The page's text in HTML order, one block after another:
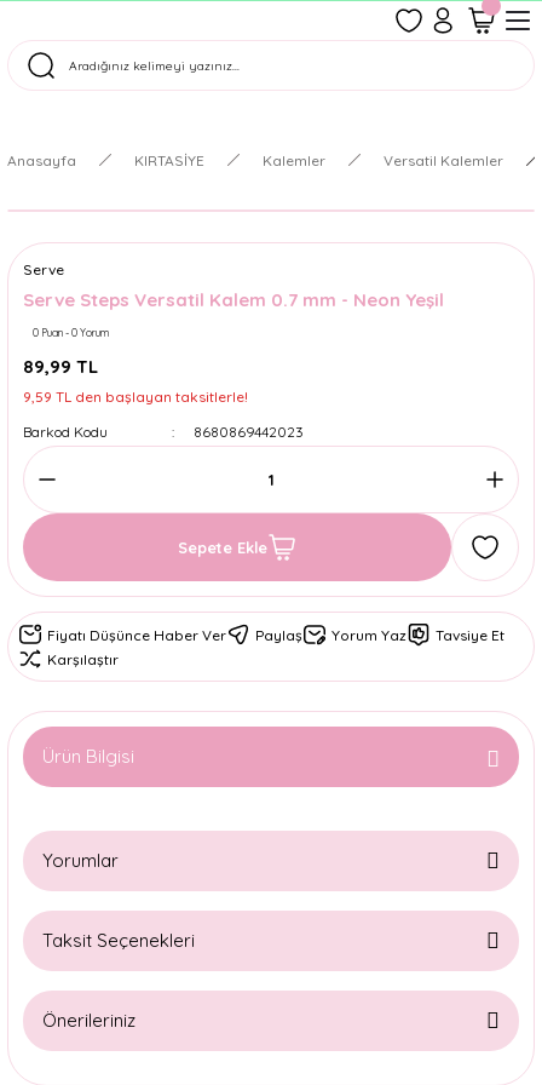
Tüm Siparişler Aynı Gün Kargoda!
Anasayfa KIRTASİYE Kalemler Versatil Kalemler
Serve
Serve Steps Versatil Kalem 0.7 mm - Neon Yeşil
0 Puan - 0 Yorum
89,99 TL
9,59 TL den başlayan taksitlerle!
Barkod Kodu
8680869442023
Sepete Ekle
Fiyatı Düşünce Haber Ver Paylaş Yorum Yaz
Tavsiye Et
Karşılaştır
Ürün Bilgisi
Yorumlar
Taksit Seçenekleri
Önerileriniz